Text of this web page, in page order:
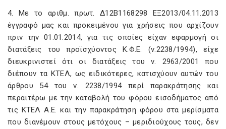
4. Με το αριθμ. πρωτ. Δ12Β1168298 ΕΞ2013/04.11.2013
έγγραφό μας και προκειμένου για χρήσεις που αρχίζουν
πριν την 01.01.2014, για τις οποίες είχαν εφαρμογή οι
διατάξεις του προϊσχύοντος Κ.Φ.Ε. (ν.2238/1994), είχε
διευκρινιστεί ότι οι διατάξεις του ν. 2963/2001 που
διέπουν τα ΚΤΕΛ, ως ειδικότερες, κατισχύουν αυτών του
άρθρου 54 του ν. 2238/1994 περί παρακράτησης και
περαιτέρω με την καταβολή του φόρου εισοδήματος από
τις ΚΤΕΛ Α.Ε. και την παρακράτηση φόρου στα μερίσματα
που διανέμουν στους μετόχους – μεριδιούχους τους, δεν